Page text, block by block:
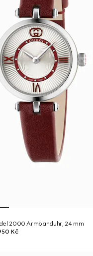
2000 Armbanduhr, 24 mm
Kč